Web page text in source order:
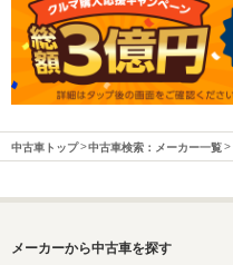
中古車トップ 中古車検索：メーカー一覧
メーカーから中古車を探す